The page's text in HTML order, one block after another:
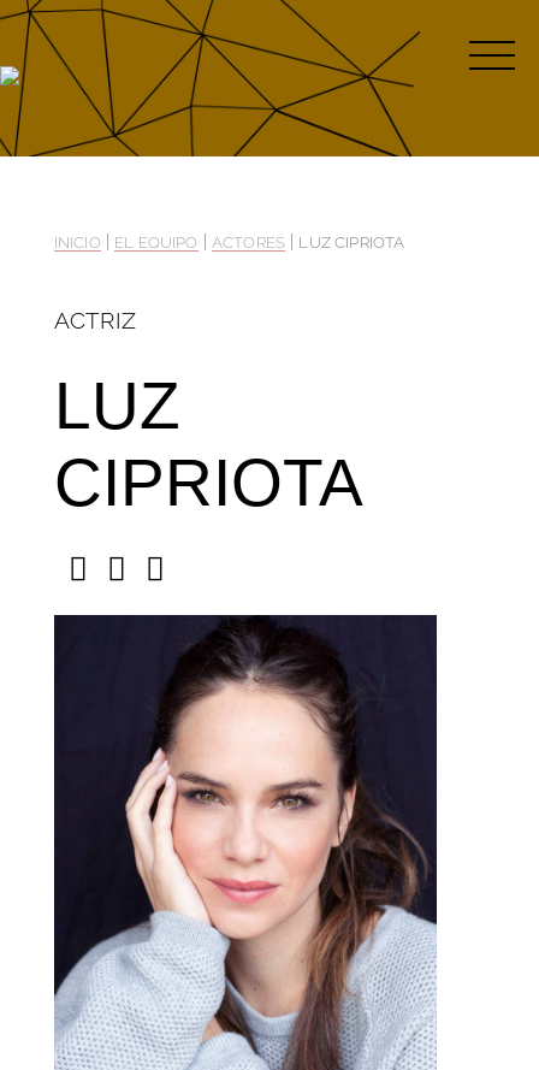
INICIO EL EQUIPO ACTORES LUZ CIPRIOTA
ACTRIZ
LUZ
CIPRIOTA